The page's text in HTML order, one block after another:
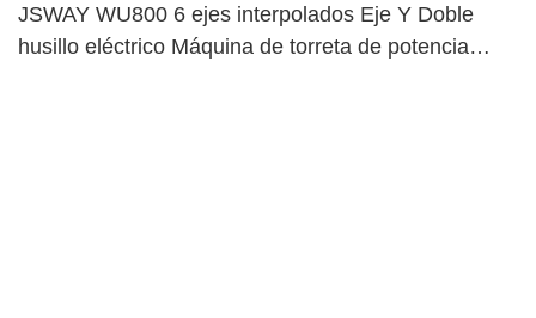
JSWAY WU800 6 ejes interpolados Eje Y Doble
husillo eléctrico Máquina de torreta de potencia